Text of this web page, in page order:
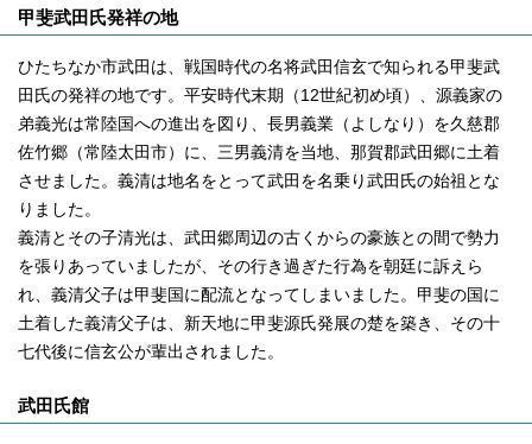
甲斐武田氏発祥の地
ひたちなか市武田は、戦国時代の名将武田信玄で知られる甲斐武
田氏の発祥の地です。平安時代末期（12世紀初め頃）、源義家の
弟義光は常陸国への進出を図り、長男義業（よしなり）を久慈郡
佐竹郷（常陸太田市）に、三男義清を当地、那賀郡武田郷に土着
させました。義清は地名をとって武田を名乗り武田氏の始祖とな
りました。
義清とその子清光は、武田郷周辺の古くからの豪族との間で勢力
を張りあっていましたが、その行き過ぎた行為を朝廷に訴えら
れ、義清父子は甲斐国に配流となってしまいました。甲斐の国に
土着した義清父子は、新天地に甲斐源氏発展の楚を築き、その十
七代後に信玄公が輩出されました。
武田氏館